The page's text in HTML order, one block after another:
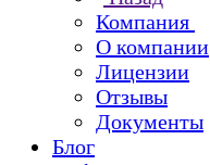
Компания
О компании
Лицензии
Отзывы
Документы
Блог